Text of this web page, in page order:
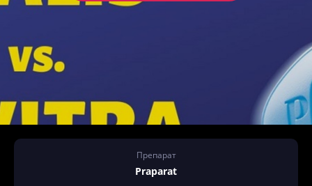
Препарат
Praparat